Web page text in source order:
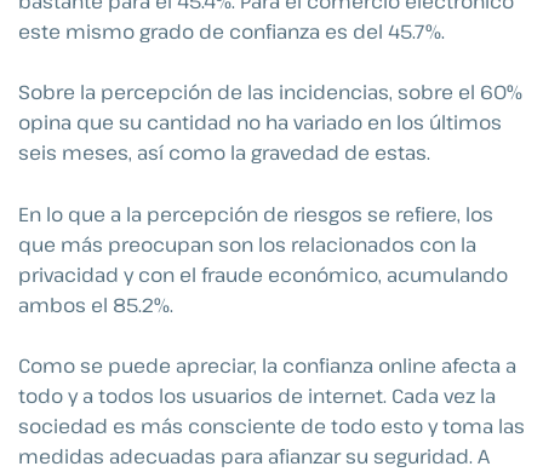
este mismo grado de confianza es del 45.7%.
Sobre la percepción de las incidencias, sobre el 60%
opina que su cantidad no ha variado en los últimos
seis meses, así como la gravedad de estas.
En lo que a la percepción de riesgos se refiere, los
que más preocupan son los relacionados con la
privacidad y con el fraude económico, acumulando
ambos el 85.2%.
Como se puede apreciar, la confianza online afecta a
todo y a todos los usuarios de internet. Cada vez la
sociedad es más consciente de todo esto y toma las
medidas adecuadas para afianzar su seguridad. A